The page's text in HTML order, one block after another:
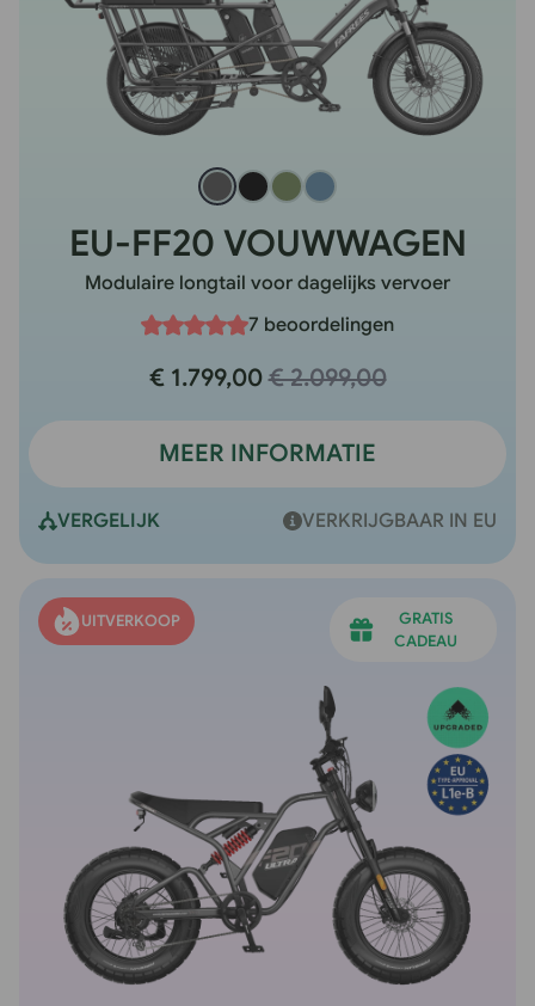
EU-FF20 VOUWWAGEN
Modulaire longtail voor dagelijks vervoer
7 beoordelingen
€ 1.799,00 € 2.099,00
MEER INFORMATIE
VERGELIJK VERKRIJGBAAR IN EU
UITVERKOOP
GRATIS
CADEAU